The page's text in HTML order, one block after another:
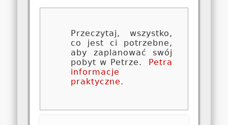
Przeczytaj, wszystko,
co jest ci potrzebne,
aby zaplanować swój
pobyt w Petrze. Petra
informacje
praktyczne.